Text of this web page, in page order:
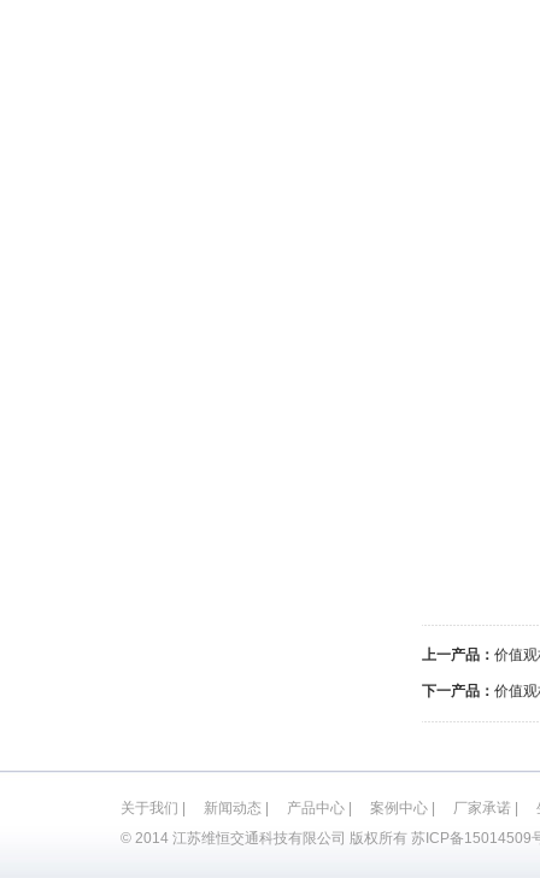
上一产品： 价值
下一产品： 价值
关于我们 新闻动态 产品中心 案例中心 厂家承诺
© 2014 江苏维恒交通科技有限公司 版权所有 苏ICP备15014509